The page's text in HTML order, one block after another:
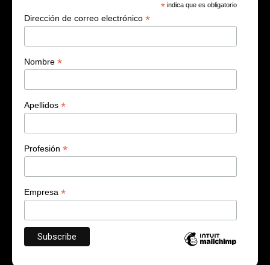
* indica que es obligatorio
Dirección de correo electrónico *
Nombre *
Apellidos *
Profesión *
Empresa *